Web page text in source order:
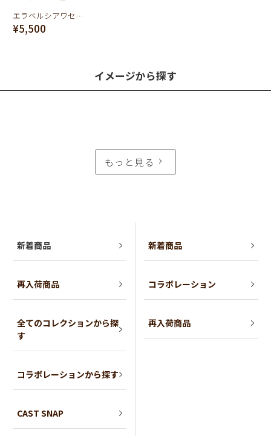
エラベルシアワセ ボールチェーン(Pink Gold/40cm)
¥5,500
イメージから探す
もっと見る
新着商品
再入荷商品
全てのコレクションから探
す
コラボレーションから探す
CAST SNAP
新着商品
コラボレーション
再入荷商品